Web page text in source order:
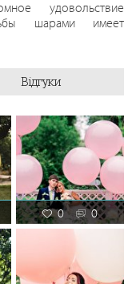
удовольствие
шарами имеет
и множество других
заказать в нашей
Відгуки
0 0